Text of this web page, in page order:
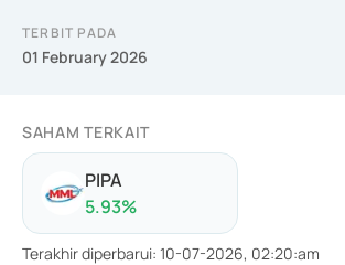
TERBIT PADA
01 February 2026
SAHAM TERKAIT
PIPA
5.93%
Terakhir diperbarui: 10-07-2026, 02:20:am